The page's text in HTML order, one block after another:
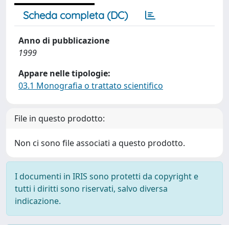
Scheda completa (DC)
Anno di pubblicazione
1999
Appare nelle tipologie:
03.1 Monografia o trattato scientifico
File in questo prodotto:
Non ci sono file associati a questo prodotto.
I documenti in IRIS sono protetti da copyright e
tutti i diritti sono riservati, salvo diversa
indicazione.